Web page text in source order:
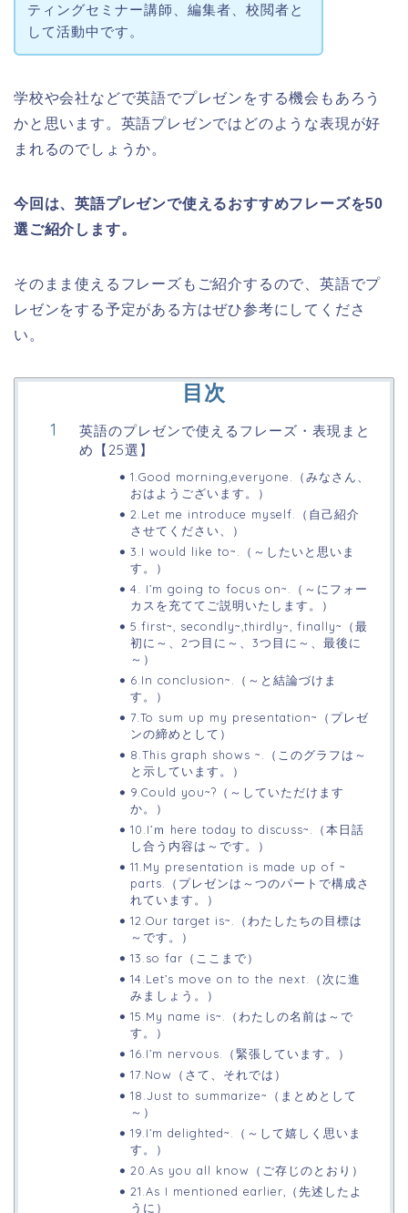
ティングセミナー講師、編集者、校閲者と
して活動中です。
学校や会社などで英語でプレゼンをする機会もあろう
かと思います。英語プレゼンではどのような表現が好
まれるのでしょうか。
今回は、英語プレゼンで使えるおすすめフレーズを50
選ご紹介します。
そのまま使えるフレーズもご紹介するので、英語でプ
レゼンをする予定がある方はぜひ参考にしてくださ
い。
目次
英語のプレゼンで使えるフレーズ・表現まと
め【25選】
1.Good morning,everyone.（みなさん、
おはようございます。）
2.Let me introduce myself.（自己紹介
させてください、）
3.I would like to~.（～したいと思いま
す。）
4. I’m going to focus on~.（～にフォー
カスを充ててご説明いたします。）
5.first~, secondly~,thirdly~, finally~（最
初に～、2つ目に～、3つ目に～、最後に
～）
6.In conclusion~.（～と結論づけま
す。）
7.To sum up my presentation~（プレゼ
ンの締めとして）
8.This graph shows ~.（このグラフは～
と示しています。）
9.Could you~?（～していただけます
か。）
10.I’ｍ here today to discuss~.（本日話
し合う内容は～です。）
11.My presentation is made up of ~
parts.（プレゼンは～つのパートで構成さ
れています。）
12.Our target is~.（わたしたちの目標は
～です。）
13.so far（ここまで）
14.Let’s move on to the next.（次に進
みましょう。）
15.My name is~.（わたしの名前は～で
す。）
16.I’m nervous.（緊張しています。）
17.Now（さて、それでは）
18.Just to summarize~（まとめとして
～）
19.I’m delighted~.（～して嬉しく思いま
す。）
20.As you all know（ご存じのとおり）
21.As I mentioned earlier,（先述したよ
うに）